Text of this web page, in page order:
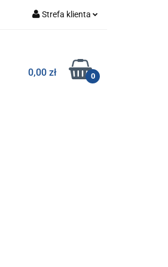
Strefa klienta
Zarejestruj się
Dodaj zgłoszenie
0,00 zł 0